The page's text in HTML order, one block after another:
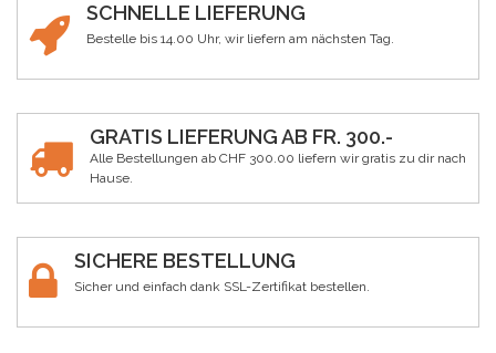
SCHNELLE LIEFERUNG
Bestelle bis 14.00 Uhr, wir liefern am nächsten Tag.
GRATIS LIEFERUNG AB FR. 300.-
Alle Bestellungen ab CHF 300.00 liefern wir gratis zu dir nach
Hause.
SICHERE BESTELLUNG
Sicher und einfach dank SSL-Zertifikat bestellen.